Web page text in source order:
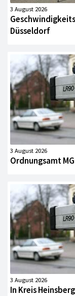
3 August 2026
Düsseldorf
3 August 2026
Ordnungsamt
3 August 2026
In Kreis